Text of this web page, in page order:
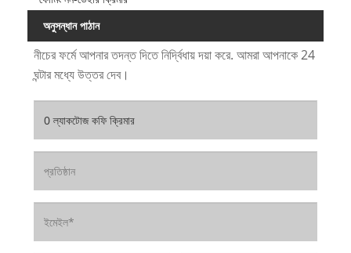
অনুসন্ধান পাঠান
নীচের ফর্মে আপনার তদন্ত দিতে নির্দ্বিধায় দয়া করে. আমরা আপনাকে 24
ঘন্টার মধ্যে উত্তর দেব।